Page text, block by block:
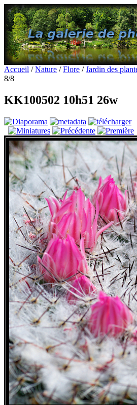
Accueil /Nature /Flore /Jardin des
8/8
KK100502 10h51 26w